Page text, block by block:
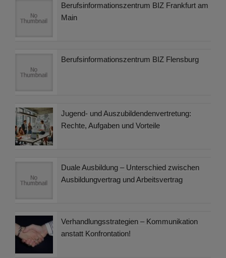
Berufsinformationszentrum BIZ Frankfurt am
Main
Berufsinformationszentrum BIZ Flensburg
Jugend- und Auszubildendenvertretung:
Rechte, Aufgaben und Vorteile
Duale Ausbildung – Unterschied zwischen
Ausbildungvertrag und Arbeitsvertrag
Verhandlungsstrategien – Kommunikation
anstatt Konfrontation!